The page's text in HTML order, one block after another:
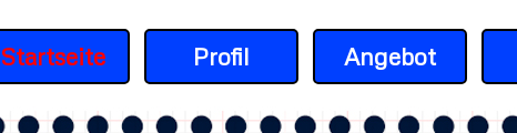
Startseite Profil Angebot